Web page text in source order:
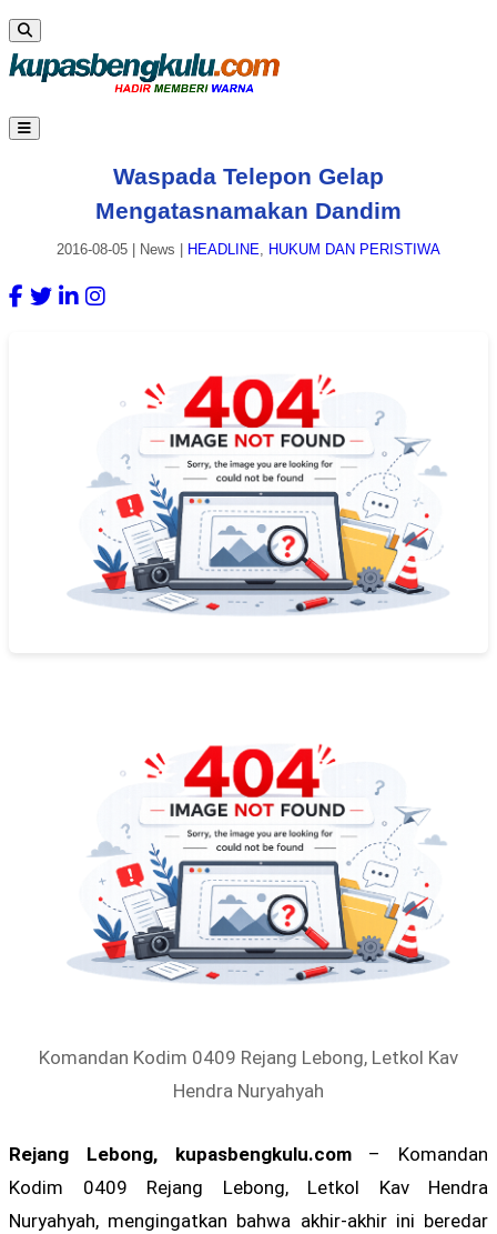
Waspada Telepon Gelap
Mengatasnamakan Dandim
2016-08-05 News HEADLINE, HUKUM DAN PERISTIWA
Komandan Kodim 0409 Rejang Lebong, Letkol Kav
Hendra Nuryahyah
Rejang Lebong, kupasbengkulu.com– Komandan
Kodim 0409 Rejang Lebong, Letkol Kav Hendra
Nuryahyah, mengingatkan bahwa akhir-akhir ini beredar